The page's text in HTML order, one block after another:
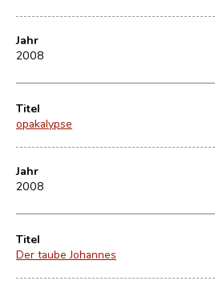
Jahr
2008
Titel
opakalypse
Jahr
2008
Titel
Der taube Johannes